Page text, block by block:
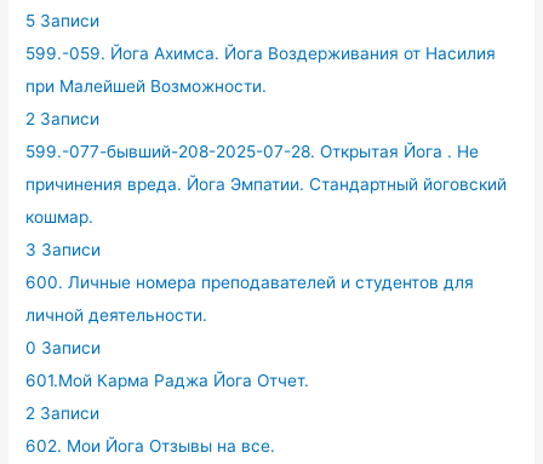
5 Записи
599.-059. Йога Ахимса. Йога Воздерживания от Насилия
при Малейшей Возможности.
2 Записи
599.-077-бывший-208-2025-07-28. Открытая Йога . Не
причинения вреда. Йога Эмпатии. Стандартный йоговский
кошмар.
3 Записи
600. Личные номера преподавателей и студентов для
личной деятельности.
0 Записи
601.Мой Карма Раджа Йога Отчет.
2 Записи
602. Мои Йога Отзывы на все.